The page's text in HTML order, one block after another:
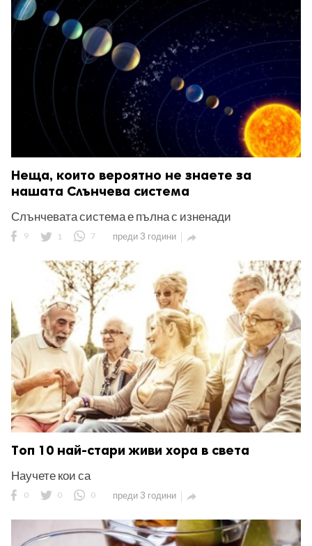
Неща, които вероятно не знаете за
нашата Слънчева система
Слънчевата система е пълна с изненади
9 1 7 преди 3 години 
Tоп 10 най-стари живи хора в света
Научете кои са
0 0 0 преди 3 години 